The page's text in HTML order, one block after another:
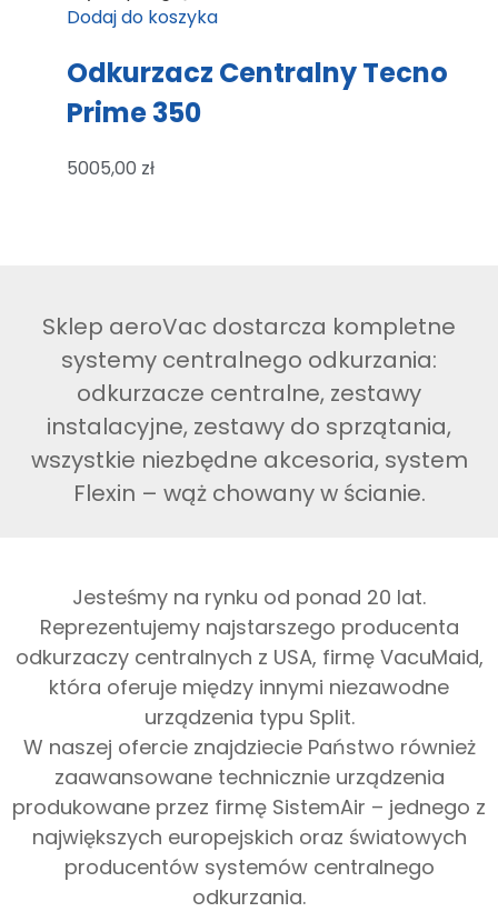
Dodaj do koszyka
Odkurzacz Centralny Tecno
Prime 350
5005,00 zł
Sklep aeroVac dostarcza kompletne
systemy centralnego odkurzania:
odkurzacze centralne, zestawy
instalacyjne, zestawy do sprzątania,
wszystkie niezbędne akcesoria, system
Flexin – wąż chowany w ścianie.
Jesteśmy na rynku od ponad 20 lat.
Reprezentujemy najstarszego producenta
odkurzaczy centralnych z USA, firmę VacuMaid,
która oferuje między innymi niezawodne
urządzenia typu Split.
W naszej ofercie znajdziecie Państwo również
zaawansowane technicznie urządzenia
produkowane przez firmę SistemAir – jednego z
największych europejskich oraz światowych
producentów systemów centralnego
odkurzania.